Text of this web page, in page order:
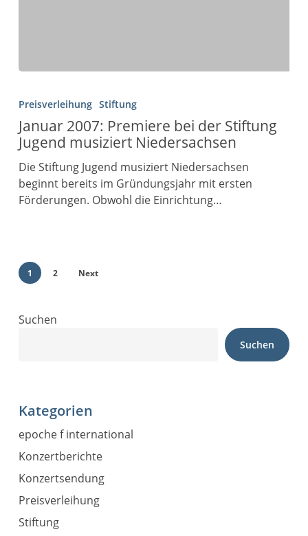
Preisverleihung Stiftung
Januar 2007: Premiere bei der Stiftung
Jugend musiziert Niedersachsen
Die Stiftung Jugend musiziert Niedersachsen
beginnt bereits im Gründungs­jahr mit ersten
Förderungen. Obwohl die Einrichtung…
1 2 Next
Suchen
Suchen
Kategorien
epoche f international
Konzertberichte
Konzertsendung
Preisverleihung
Stiftung